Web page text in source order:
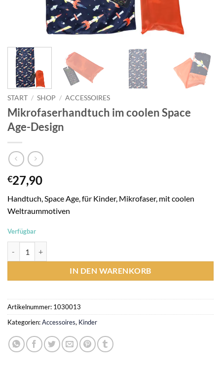
START / SHOP / ACCESSOIRES
Mikrofaserhandtuch im coolen Space
Age-Design
€27,90
Handtuch, Space Age, für Kinder, Mikrofaser, mit coolen
Weltraummotiven
Verfügbar
IN DEN WARENKORB
Artikelnummer: 1030013
Kategorien:Accessoires, Kinder